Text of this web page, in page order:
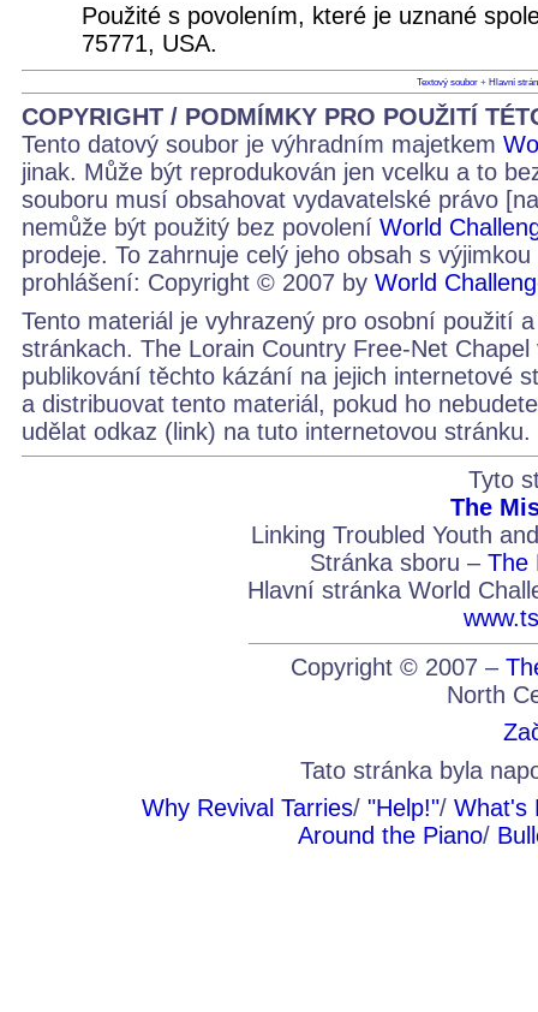
Použité s povolením, které je uznané
75771, USA.
Textový soubor + Hlavní
COPYRIGHT / PODMÍMKY PRO POUŽITÍ
Tento datový soubor je výhradním majetkem
jinak. Může být reprodukován jen vcelku a to
souboru musí obsahovat vydavatelské právo
nemůže být použitý bez povolení World
prodeje. To zahrnuje celý jeho obsah s
prohlášení: Copyright © 2007 by World
Tento materiál je vyhrazený pro osobní použití
stránkach. The Lorain Country Free-Net
publikování těchto kázání na jejich internetové
a distribuovat tento materiál, pokud ho
udělat odkaz (link) na tuto internetovou stránku.
Tyto
The
Linking Troubled Youth
Stránka sboru – The
Hlavní stránka World
Copyright © 2007 –
North
Tato stránka byla
Why Revival Tarries/ "Help!"/ What's
Around the Piano/